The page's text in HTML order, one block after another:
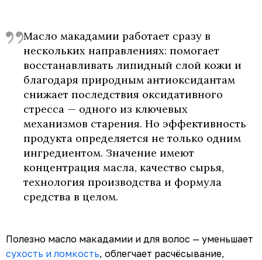
Масло макадамии работает сразу в
нескольких направлениях: помогает
восстанавливать липидный слой кожи и
благодаря природным антиоксидантам
снижает последствия оксидативного
стресса — одного из ключевых
механизмов старения. Но эффективность
продукта определяется не только одним
ингредиентом. Значение имеют
концентрация масла, качество сырья,
технология производства и формула
средства в целом.
Полезно масло макадамии и для волос — уменьшает
сухость и ломкость, облегчает расчёсывание,